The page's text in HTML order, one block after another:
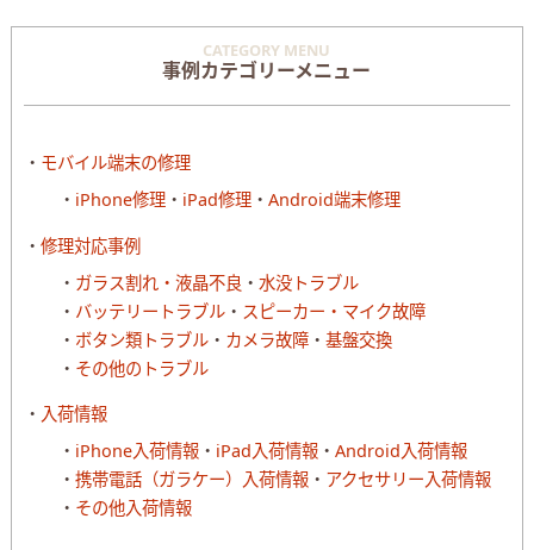
CATEGORY MENU
事例カテゴリーメニュー
モバイル端末の修理
iPhone修理
iPad修理 Android端末修理
修理対応事例
ガラス割れ・液晶不良
水没トラブル
バッテリートラブル
スピーカー・マイク故障
ボタン類トラブル
カメラ故障
基盤交換
その他のトラブル
入荷情報
iPhone入荷情報
iPad入荷情報
Android入荷情報
携帯電話（ガラケー）入荷情報
アクセサリー入荷情報
その他入荷情報